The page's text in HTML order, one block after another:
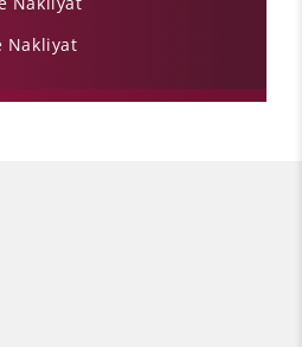
Nakliyat